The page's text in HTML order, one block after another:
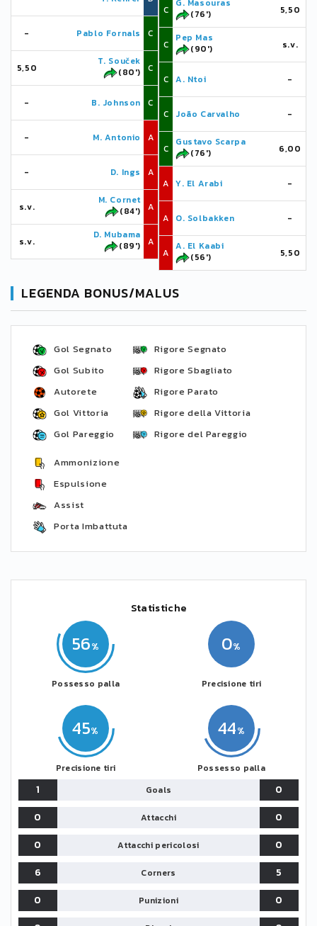
- Pablo Fornals C
5,50
T. Souček
(80')
C
- B. Johnson C
- M. Antonio A
- D. Ings A
s.v.
M. Cornet
(84')
A
s.v.
D. Mubama
(89')
A
C
G. Masouras
(76')
5,50
C
Pep Mas
(90')
s.v.
C A. Ntoi -
C João Carvalho -
C
Gustavo Scarpa
(76')
6,00
A Y. El Arabi -
A O. Solbakken -
A
A. El Kaabi
(56')
5,50
LEGENDA BONUS/MALUS
Gol Segnato
Gol Subito
Autorete
Gol Vittoria
Gol Pareggio
Rigore Segnato
Rigore Sbagliato
Rigore Parato
Rigore della Vittoria
Rigore del Pareggio
Ammonizione
Espulsione
Assist
Porta Imbattuta
Statistiche
56
Possesso palla
45
Precisione tiri
44
Possesso palla
0
Precisione tiri
1 Goals
0
0
Attacchi
0
0
Attacchi pericolosi
0
6
Corners
5
0
Punizioni
0